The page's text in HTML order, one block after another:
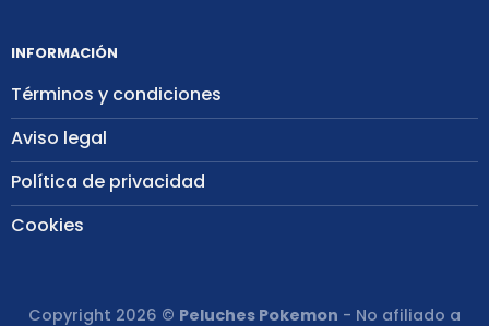
INFORMACIÓN
Términos y condiciones
Aviso legal
Política de privacidad
Cookies
Copyright 2026 © Peluches Pokemon - No afiliado a